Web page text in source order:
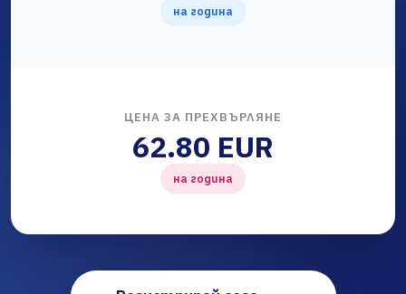
на година
ЦЕНА ЗА ПРЕХВЪРЛЯНЕ
62.80 EUR
на година